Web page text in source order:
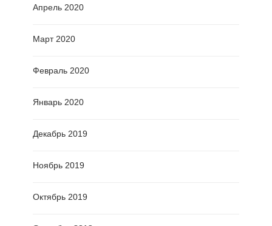
Апрель 2020
Март 2020
Февраль 2020
Январь 2020
Декабрь 2019
Ноябрь 2019
Октябрь 2019